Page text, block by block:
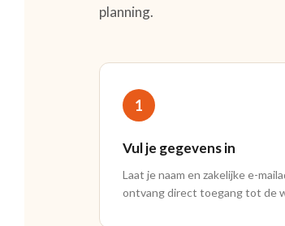
planning.
1
Vul je gegevens in
Laat je naam en zakelijke e-
ontvang direct toegang tot de